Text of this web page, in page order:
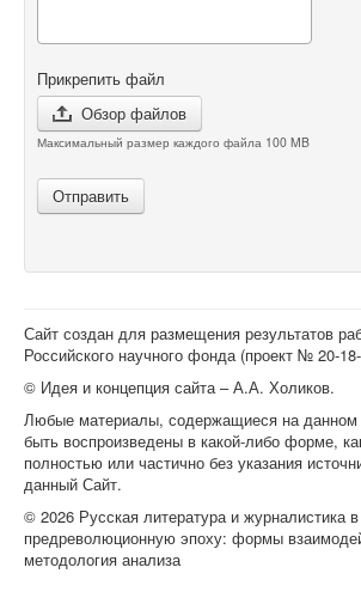
Прикрепить файл
Обзор файлов
Максимальный размер каждого файла 100 MB
Отправить
Сайт создан для размещения результатов
Российского научного фонда (проект № 20-
© Идея и концепция сайта – А.А. Холиков.
Любые материалы, содержащиеся на данном
быть воспроизведены в какой-либо форме,
полностью или частично без указания
данный Сайт.
© 2026 Русская литература и журналистика в
предреволюционную эпоху: формы
методология анализа